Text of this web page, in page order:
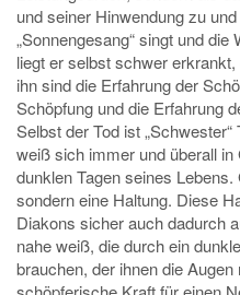
und seiner Hinwendung zu
„Sonnengesang“ singt und
liegt er selbst schwer
ihn sind die Erfahrung der
Schöpfung und die Erfahrung
Selbst der Tod ist
weiß sich immer und überall
dunklen Tagen seines
sondern eine Haltung. Diese
Diakons sicher auch dadurch
nahe weiß, die durch ein
brauchen, der ihnen die